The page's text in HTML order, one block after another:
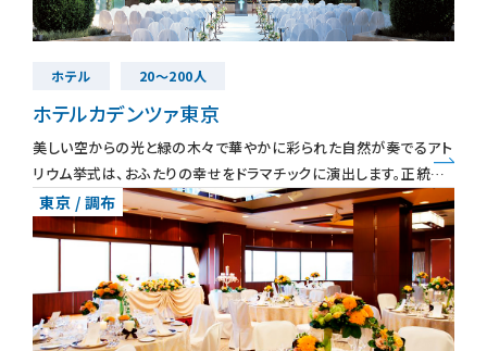
ウェディングレポート
お知らせ
ホテル 20～200人
ホテルカデンツァ東京
美しい空からの光と緑の木々で華やかに彩られた自然が奏でるアト
リウム挙式は、おふたりの幸せをドラマチックに演出します。正統派
の厳かなパーティーや、地上100mの爽快な眺望が広がるスタイ
リッシュな会場な
東京 / 調布